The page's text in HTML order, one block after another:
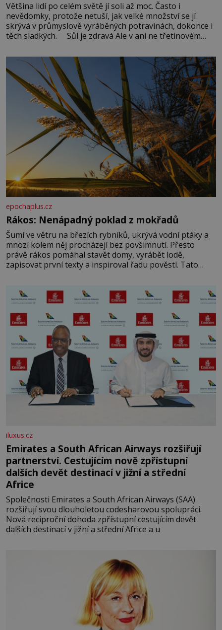
Většina lidí po celém světě jí soli až moc. Často i
nevědomky, protože netuší, jak velké množství se jí
skrývá v průmyslově vyráběných potravinách, dokonce i
těch sladkých. Sůl je zdravá Ale v ani ne třetinovém
základní složky– sodík a chlór – jsou zásadní pro
správné hospodaření
epochaplus.cz
Rákos: Nenápadný poklad z mokřadů
Šumí ve větru na březích rybníků, ukrývá vodní ptáky a
mnozí kolem něj procházejí bez povšimnutí. Přesto
právě rákos pomáhal stavět domy, vyrábět lodě,
zapisovat první texty a inspiroval řadu pověstí. Tato
letního koupání. Stačí se však podívat
iluxus.cz
Emirates a South African Airways rozšiřují
partnerství. Cestujícím nově zpřístupní
dalších devět destinací v jižní a střední
Africe
Společnosti Emirates a South African Airways (SAA)
rozšiřují svou dlouholetou codesharovou spolupráci.
Nová reciproční dohoda zpřístupní cestujícím devět
dalších destinací v jižní a střední Africe a u